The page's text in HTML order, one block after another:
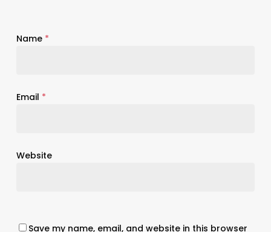
Name *
Email *
Website
Save my name, email, and website in this browser